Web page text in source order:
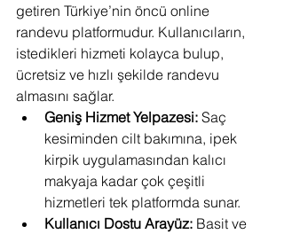
getiren Türkiye’nin öncü online
randevu platformudur. Kullanıcıların,
istedikleri hizmeti kolayca bulup,
ücretsiz ve hızlı şekilde randevu
almasını sağlar.
Geniş Hizmet Yelpazesi: Saç
kesiminden cilt bakımına, ipek
kirpik uygulamasından kalıcı
makyaja kadar çok çeşitli
hizmetleri tek platformda sunar.
Kullanıcı Dostu Arayüz: Basit ve